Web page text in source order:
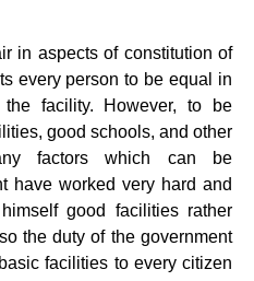
in aspects of constitution of
every person to be equal in
facility. However, to be
good schools, and other
factors which can be
have worked very hard and
good facilities rather
the duty of the government
facilities to every citizen